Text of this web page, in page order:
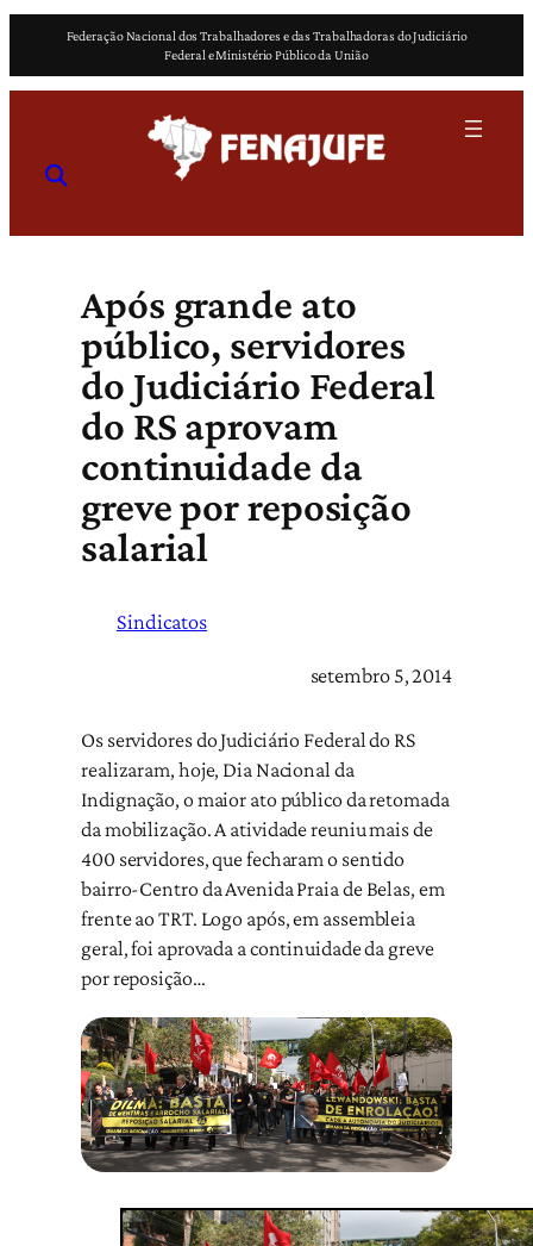
o
Federação Nacional dos Trabalhadores e das Trabalhadoras do Judiciário
Federal e Ministério Público da União
Após grande ato
público, servidores
do Judiciário Federal
do RS aprovam
continuidade da
greve por reposição
salarial
Sindicatos
setembro 5, 2014
Os servidores do Judiciário Federal do RS
realizaram, hoje, Dia Nacional da
Indignação, o maior ato público da retomada
da mobilização. A atividade reuniu mais de
400 servidores, que fecharam o sentido
bairro-Centro da Avenida Praia de Belas, em
frente ao TRT. Logo após, em assembleia
geral, foi aprovada a continuidade da greve
por reposição…